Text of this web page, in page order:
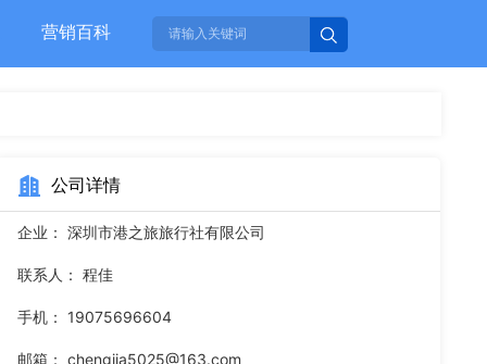
营销百科
公司详情
企业： 深圳市港之旅旅行社有限公司
联系人： 程佳
手机： 19075696604
邮箱： chengjia5025@163.com